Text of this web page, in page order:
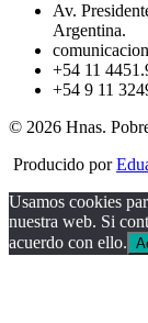
Av.
Argentina.
+54 11
+54 9 11
© 2026 Hnas.
Producido por
Usamos cookies
nuestra web. Si
acuerdo con ello.